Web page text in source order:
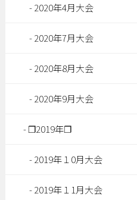
2020年4月大会
2020年7月大会
2020年8月大会
2020年9月大会
❐2019年❐
2019年１0月大会
2019年１1月大会